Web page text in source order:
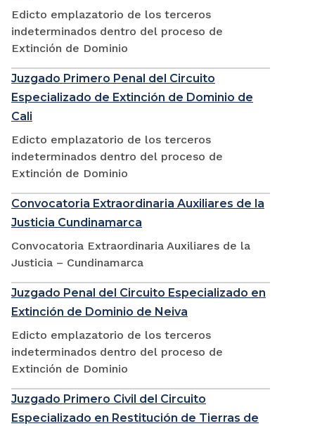
Edicto emplazatorio de los terceros
indeterminados dentro del proceso de
Extinción de Dominio
Juzgado Primero Penal del Circuito
Especializado de Extinción de Dominio de
Cali
Edicto emplazatorio de los terceros
indeterminados dentro del proceso de
Extinción de Dominio
Convocatoria Extraordinaria Auxiliares de la
Justicia Cundinamarca
Convocatoria Extraordinaria Auxiliares de la
Justicia – Cundinamarca
Juzgado Penal del Circuito Especializado en
Extinción de Dominio de Neiva
Edicto emplazatorio de los terceros
indeterminados dentro del proceso de
Extinción de Dominio
Juzgado Primero Civil del Circuito
Especializado en Restitución de Tierras de